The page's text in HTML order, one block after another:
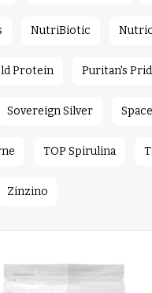
NutriBiotic
Protein Puritan's
Sovereign Silver
TOP Spirulina
Zinzino